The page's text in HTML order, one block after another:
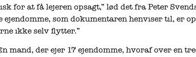
for at få lejeren opsagt,” lød det fra Peter
ejendomme, som dokumentaren henviser til, er
ikke selv flytter.”
mand, der ejer 17 ejendomme, hvoraf over en